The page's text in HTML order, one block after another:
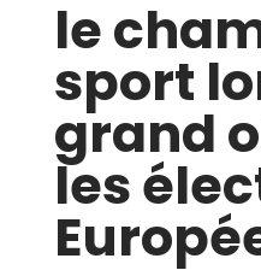
le
sport
grand
les